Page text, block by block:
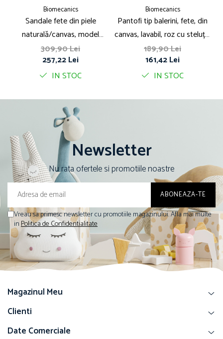
Biomecanics
Sandale fete din piele
naturală/canvas, model
căpsuni, roz - Biomecanics
309,90 Lei
257,22 Lei
IN STOC
Biomecanics
Pantofi tip balerini, fete, din
canvas, lavabil, roz cu steluțe,
Biomecanics
189,90 Lei
161,42 Lei
IN STOC
Newsletter
Nu rata ofertele si promotiile noastre
Vreau sa primesc newsletter cu promotiile magazinului. Afla mai multe
inPolitica de Confidentialitate
Magazinul Meu
Clienti
Date Comerciale